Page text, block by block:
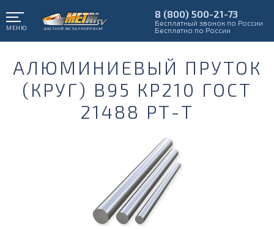
МЕНЮ
8 (800) 500-21-73
Бесплатный звонок по России
Бесплатно по России
АЛЮМИНИЕВЫЙ ПРУТОК
(КРУГ) В95 КР210 ГОСТ
21488 РТ-Т